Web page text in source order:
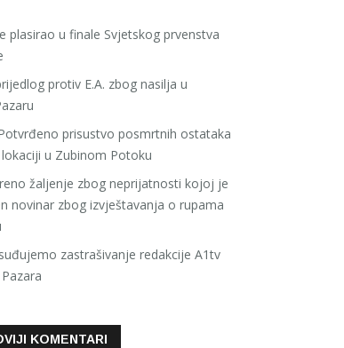
plasirao u finale Svjetskog prvenstva
protiv E.A. zbog nasilja u
prisustvo posmrtnih ostataka
u Zubinom Potoku
žaljenje zbog neprijatnosti kojoj je
novinar zbog izvještavanja o rupama
zastrašivanje redakcije A1tv
KOMENTARI